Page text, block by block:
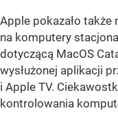
Apple pokazało
na komputery
dotyczącą MacOS
wysłużonej aplikacji
i Apple TV.
kontrolowania